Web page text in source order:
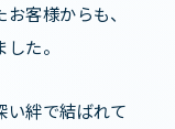
客様からも、
た。
い絆で結ばれて